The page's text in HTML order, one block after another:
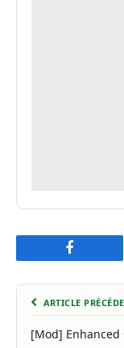
Facebook
ARTICLE
[Mod] Enhanced